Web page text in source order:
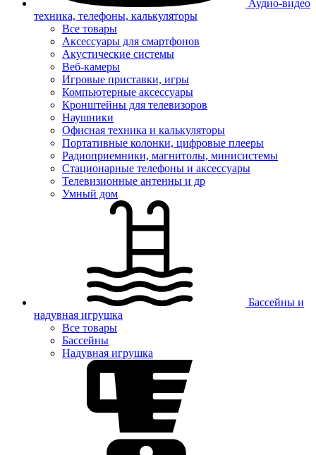
Аудио-видео
техника, телефоны, калькуляторы
Все товары
Аксессуары для смартфонов
Акустические системы
Веб-камеры
Игровые приставки, игры
Компьютерные аксессуары
Кронштейны для телевизоров
Наушники
Офисная техника и калькуляторы
Портативные колонки, цифровые плееры
Радиоприемники, магнитолы, минисистемы
Стационарные телефоны и аксессуары
Телевизионные антенны и др
Умный дом
Бассейны и
надувная игрушка
Все товары
Бассейны
Надувная игрушка